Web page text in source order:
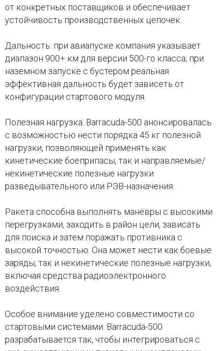
от конкретных поставщиков и обеспечивает
устойчивость производственных цепочек.
Дальность: при авиапуске компания указывает
диапазон 900+ км для версии 500-го класса; при
наземном запуске с бустером реальная
эффективная дальность будет зависеть от
конфигурации стартового модуля.
Полезная нагрузка: Barracuda-500 анонсировалась
с возможностью нести порядка 45 кг полезной
нагрузки, позволяющей применять как
кинетические боеприпасы, так и направляемые/
некинетические полезные нагрузки
разведывательного или РЭВ-назначения.
Ракета способна выполнять манёвры с высокими
перегрузками, заходить в район цели, зависать
для поиска и затем поражать противника с
высокой точностью. Она может нести как боевые
заряды, так и некинетические полезные нагрузки,
включая средства радиоэлектронного
воздействия.
Особое внимание уделено совместимости со
стартовыми системами. Barracuda-500
разрабатывается так, чтобы интегрироваться с